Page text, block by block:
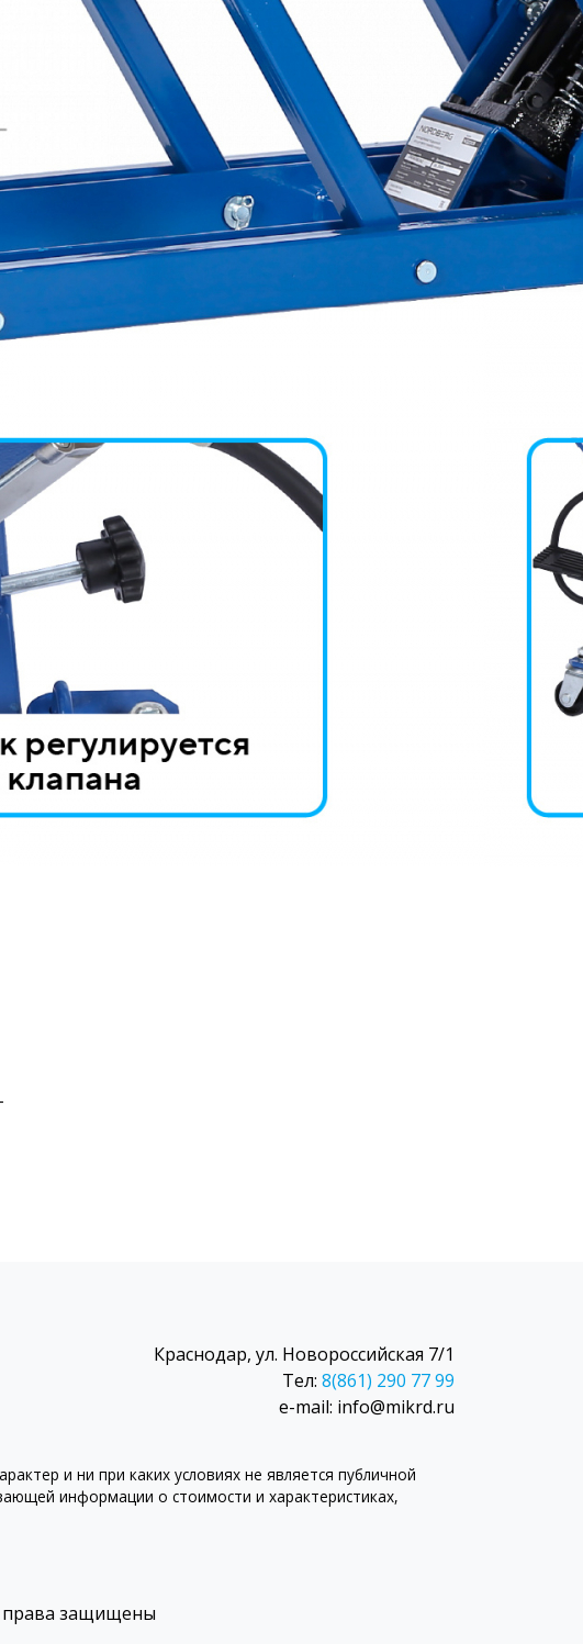
Краснодар, ул. Новороссийская 7/1
Тел: 8(861) 290 77 99
e-mail: info@mikrd.ru
и ни при каких условиях не является публичной
информации о стоимости и характеристиках,
права защищены